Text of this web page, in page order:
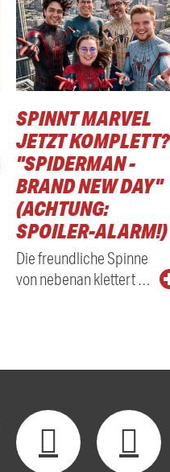
SPINNT MARVEL
JETZT KOMPLETT?
"SPIDERMAN -
BRAND NEW DAY"
(ACHTUNG:
SPOILER-ALARM!)
Die freundliche Spinne
von nebenan klettert …